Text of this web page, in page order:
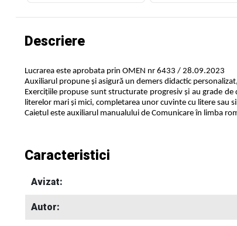
Descriere
Lucrarea este aprobata prin OMEN nr 6433 / 28.09.2023
Auxiliarul propune și asigură un demers didactic
Exerciţiile propuse sunt structurate progresiv și au grade
literelor mari şi mici, completarea unor cuvinte cu litere sau
Caietul este auxiliarul manualului de Comunicare în limba
Caracteristici
Avizat:
Autor: